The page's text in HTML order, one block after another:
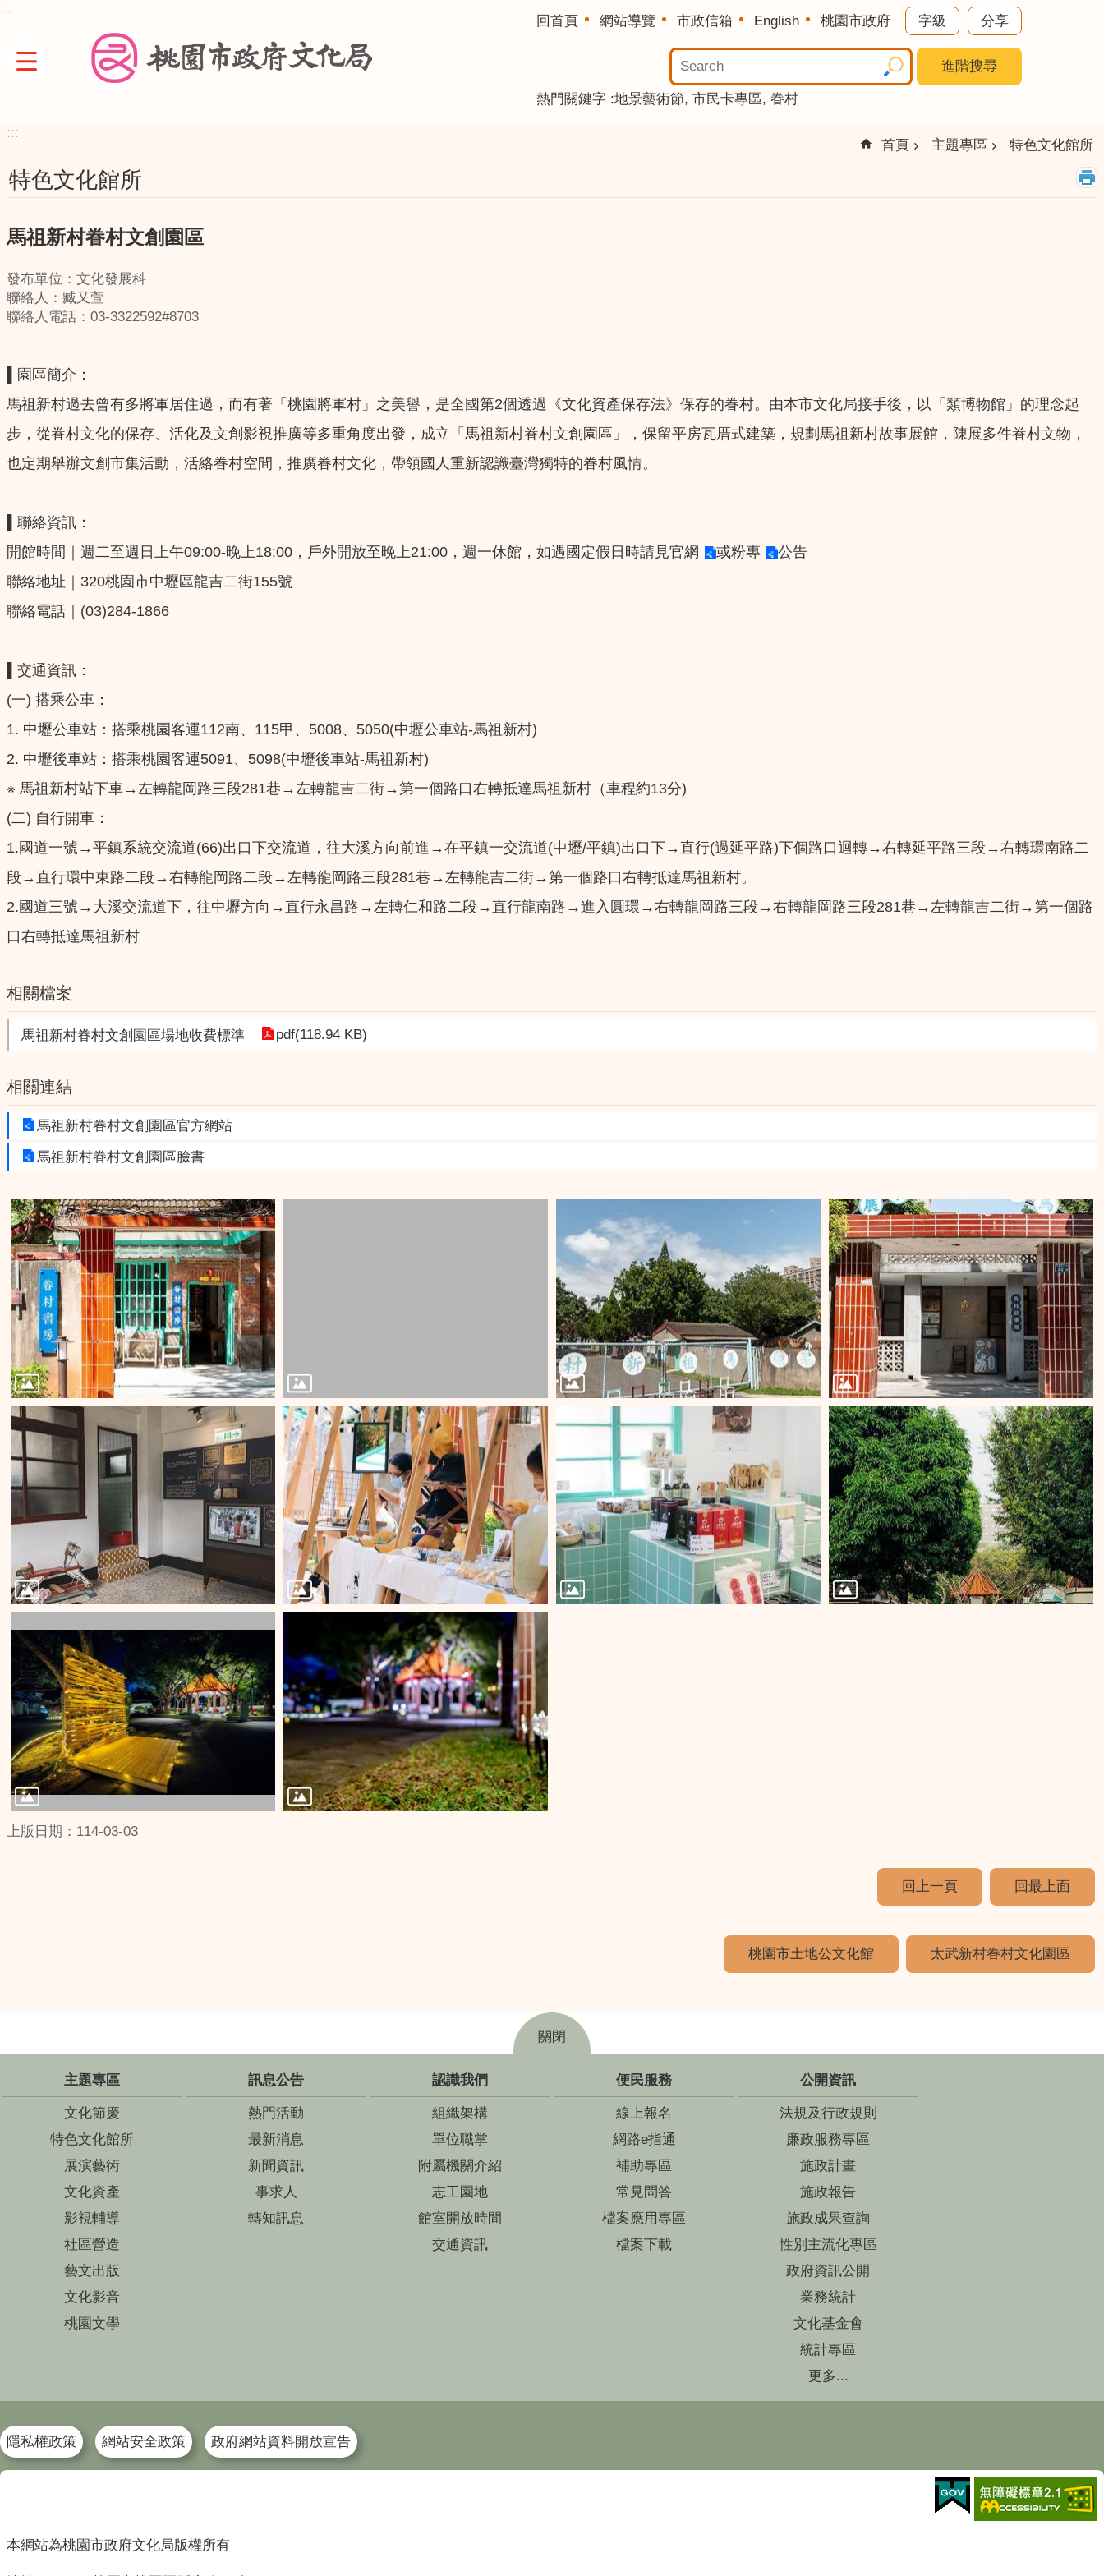
回首頁 網站導覽 市政信箱 English 桃園市政府 字級 分享
進階搜尋
熱門關鍵字 地景藝術節 市民卡專區 眷村
:::
首頁 主題專區 特色文化館所
特色文化館所
馬祖新村眷村文創園區
發布單位：文化發展科
聯絡人：臧又萱
聯絡人電話：03-3322592#8703
▌園區簡介：
馬祖新村過去曾有多將軍居住過，而有著「桃園將軍村」之美譽，是全國第2個透過《文化資產保存法》保存的眷村。由本市文化局接手後，以「類博物館」的理念起
步，從眷村文化的保存、活化及文創影視推廣等多重角度出發，成立「馬祖新村眷村文創園區」，保留平房瓦厝式建築，規劃馬祖新村故事展館，陳展多件眷村文物，
也定期舉辦文創市集活動，活絡眷村空間，推廣眷村文化，帶領國人重新認識臺灣獨特的眷村風情。
▌聯絡資訊：
開館時間｜週二至週日上午09:00-晚上18:00，戶外開放至晚上21:00，週一休館，如遇國定假日時請見官網 或粉專
公告
聯絡地址｜320桃園市中壢區龍吉二街155號
聯絡電話｜(03)284-1866
▌交通資訊：
(一) 搭乘公車：
1. 中壢公車站：搭乘桃園客運112南、115甲、5008、5050(中壢公車站-馬祖新村)
2. 中壢後車站：搭乘桃園客運5091、5098(中壢後車站-馬祖新村)
※ 馬祖新村站下車→左轉龍岡路三段281巷→左轉龍吉二街→第一個路口右轉抵達馬祖新村（車程約13分)
(二) 自行開車：
1.國道一號→平鎮系統交流道(66)出口下交流道，往大溪方向前進→在平鎮一交流道(中壢/平鎮)出口下→直行(過延平路)下個路口迴轉→右轉延平路三段→右轉環南路二
段→直行環中東路二段→右轉龍岡路二段→左轉龍岡路三段281巷→左轉龍吉二街→第一個路口右轉抵達馬祖新村。
2.國道三號→大溪交流道下，往中壢方向→直行永昌路→左轉仁和路二段→直行龍南路→進入圓環→右轉龍岡路三段→右轉龍岡路三段281巷→左轉龍吉二街→第一個路
口右轉抵達馬祖新村
相關檔案
馬祖新村眷村文創園區場地收費標準 pdf(118.94 KB)
相關連結
馬祖新村眷村文創園區官方網站
馬祖新村眷村文創園區臉書
上版日期：114-03-03
回上一頁 回最上面
桃園市土地公文化館 太武新村眷村文化園區
關閉
主題專區
文化節慶
特色文化館所
展演藝術
文化資產
影視輔導
社區營造
藝文出版
文化影音
桃園文學
訊息公告
熱門活動
最新消息
新聞資訊
事求人
轉知訊息
認識我們
組織架構
單位職掌
附屬機關介紹
志工園地
館室開放時間
交通資訊
便民服務
線上報名
網路e指通
補助專區
常見問答
檔案應用專區
檔案下載
公開資訊
法規及行政規則
廉政服務專區
施政計畫
施政報告
施政成果查詢
性別主流化專區
政府資訊公開
業務統計
文化基金會
統計專區
更多...
隱私權政策 網站安全政策 政府網站資料開放宣告
本網站為桃園市政府文化局版權所有